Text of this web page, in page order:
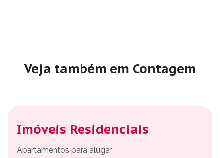
Veja também em Contagem
Imóveis Residenciais
Apartamentos para alugar